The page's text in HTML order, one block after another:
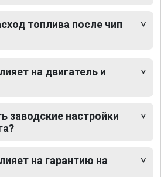
топлива после чип
на двигатель и
заводские настройки
на гарантию на